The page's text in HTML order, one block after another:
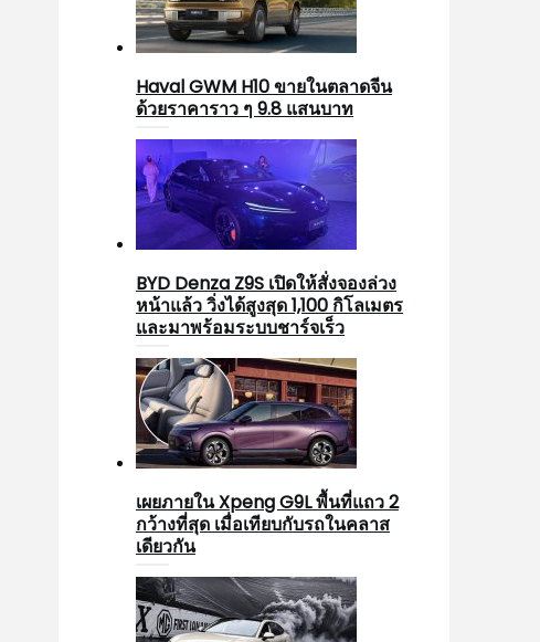
Haval GWM H10 ขายในตลาดจีน
ด้วยราคาราว ๆ 9.8 แสนบาท
BYD Denza Z9S เปิดให้สั่งจองล่วง
หน้าแล้ว วิ่งได้สูงสุด 1,100 กิโลเมตร
และมาพร้อมระบบชาร์จเร็ว
เผยภายใน Xpeng G9L พื้นที่แถว 2
กว้างที่สุด เมื่อเทียบกับรถในคลาส
เดียวกัน